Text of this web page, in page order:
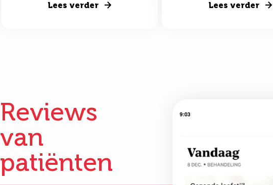
Lees verder Lees verder
Reviews
van
patiënten